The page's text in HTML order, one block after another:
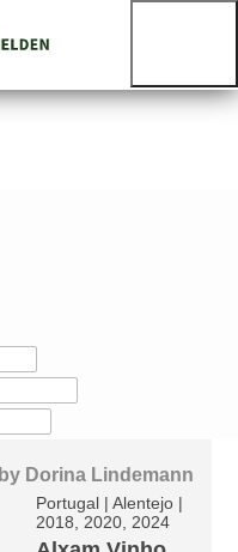
by Dorina Lindemann
Portugal |Alentejo |
2018, 2020, 2024